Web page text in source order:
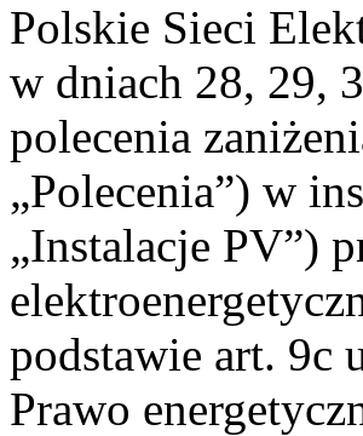
Polskie Sieci
w dniach 28, 29,
polecenia
„Polecenia”) w
„Instalacje PV”)
podstawie art. 9c
Prawo